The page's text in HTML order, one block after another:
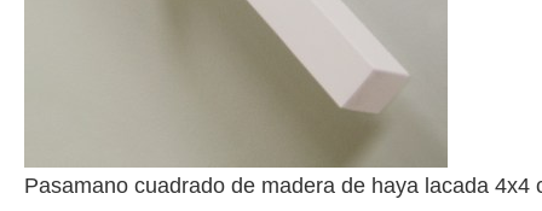
Pasamano cuadrado de madera de haya lacada 4x4